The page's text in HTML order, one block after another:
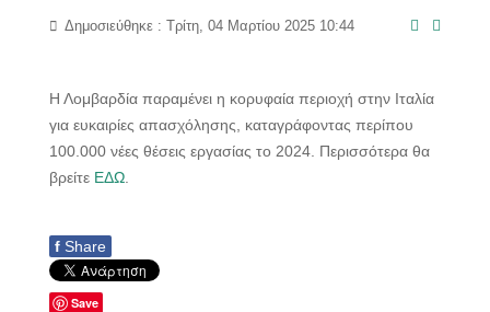
Δημοσιεύθηκε : Τρίτη, 04 Μαρτίου 2025 10:44
Η Λομβαρδία παραμένει η κορυφαία περιοχή στην Ιταλία
για ευκαιρίες απασχόλησης, καταγράφοντας περίπου
100.000 νέες θέσεις εργασίας το 2024. Περισσότερα θα
βρείτε ΕΔΩ
f Share
Save